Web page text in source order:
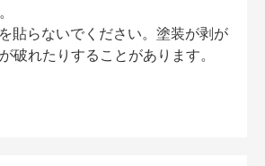
貼らないでください。塗装が剥が
破れたりすることがあります。